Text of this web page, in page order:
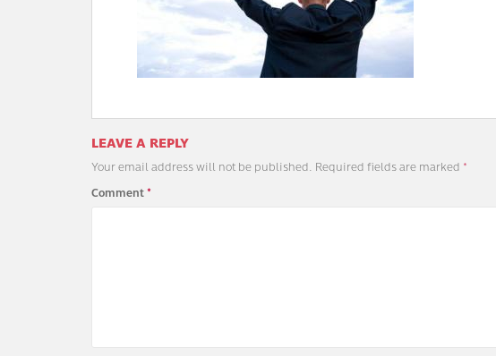
LEAVE A REPLY
Your email address will not be published. Required fields are marked *
Comment*